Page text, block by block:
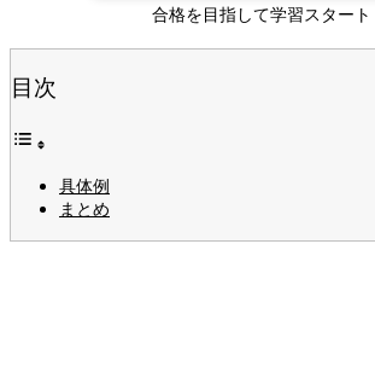
合格を目指して学習スタート
目次
具体例
まとめ